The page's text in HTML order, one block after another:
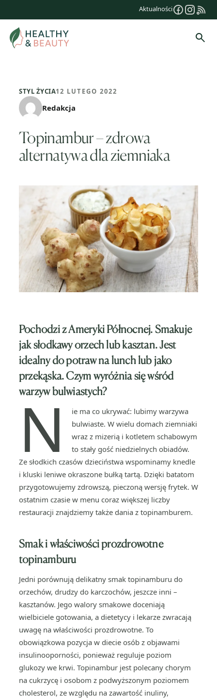
treści
Aktualności
STYL ŻYCIA12 LUTEGO 2022
Redakcja
Topinambur – zdrowa
alternatywa dla ziemniaka
Pochodzi z Ameryki Północnej.Smakuje
jak słodkawy orzech lub kasztan.Jest
idealny do potraw na lunch lub jako
przekąska.Czym wyróżnia się wśród
warzyw bulwiastych?
N
ie ma co ukrywać: lubimy warzywa
bulwiaste. W wielu domach ziemniaki
wraz z mizerią i kotletem schabowym
to stały gość niedzielnych obiadów.
Ze słodkich czasów dzieciństwa wspominamy knedle
i kluski leniwe okraszone bułką tartą. Dzięki batatom
przygotowujemy zdrowszą, pieczoną wersję frytek. W
ostatnim czasie w menu coraz większej liczby
restauracji znajdziemy także dania z topinamburem.
Smak i właściwości prozdrowotne
topinamburu
Jedni porównują delikatny smak topinamburu do
orzechów, drudzy do karczochów, jeszcze inni –
kasztanów. Jego walory smakowe doceniają
wielbiciele gotowania, a dietetycy i lekarze zwracają
uwagę na właściwości prozdrowotne. To
obowiązkowa pozycja w diecie osób z objawami
insulinooporności, ponieważ reguluje poziom
glukozy we krwi. Topinambur jest polecany chorym
na cukrzycę i osobom z podwyższonym poziomem
cholesterol, ze względu na zawartość inuliny,